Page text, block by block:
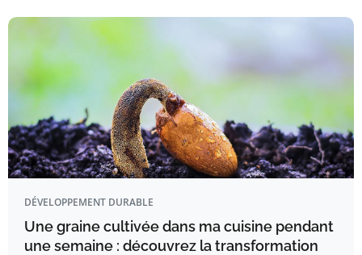
DÉVELOPPEMENT DURABLE
Une graine cultivée dans ma cuisine pendant
une semaine : découvrez la transformation